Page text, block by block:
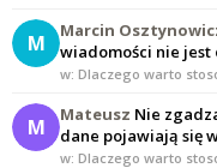
M Marcin
wiadomości nie jest
w: Dlaczego warto
M Mateusz Nie
dane pojawiają się
w: Dlaczego warto